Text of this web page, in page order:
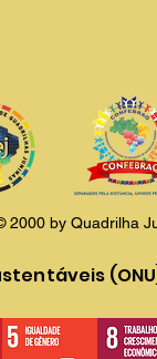
2000 by Quadrilha